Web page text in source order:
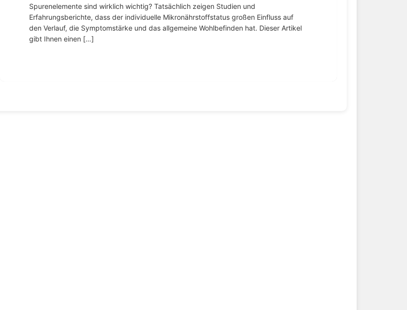
Spurenelemente sind wirklich wichtig? Tatsächlich zeigen Studien und
Erfahrungsberichte, dass der individuelle Mikronährstoffstatus großen Einfluss auf
den Verlauf, die Symptomstärke und das allgemeine Wohlbefinden hat. Dieser Artikel
gibt Ihnen einen […]